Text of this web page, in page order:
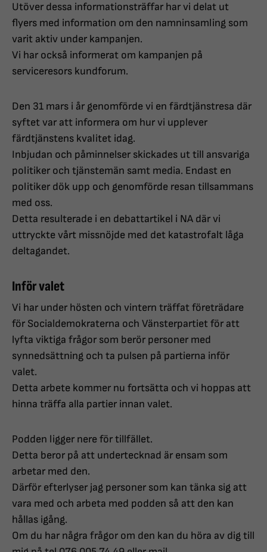
Utöver dessa informationsträffar har vi delat ut
flyers med information om den namninsamling som
varit aktiv under kampanjen.
Vi har också informerat om kampanjen på
serviceresors kundforum.
Den 31 mars i år genomförde vi en färdtjänstresa där
syftet var att informera om hur vi upplever
färdtjänstens kvalitet idag.
Inbjudan och påminnelser skickades ut till ansvariga
politiker och tjänstemän samt media. Endast en
politiker dök upp och genomförde resan tillsammans
med oss.
Detta resulterade i en debattartikel i NA där vi
uttryckte vårt missnöjde med det katastrofalt låga
deltagandet.
Inför valet
Vi har under hösten och vintern träffat företrädare
för Socialdemokraterna och Vänsterpartiet för att
lyfta viktiga frågor som berör personer med
synnedsättning och ta pulsen på partierna inför
valet.
Detta arbete kommer nu fortsätta och vi hoppas att
hinna träffa alla partier innan valet.
Podden ligger nere för tillfället.
Detta beror på att undertecknad är ensam som
arbetar med den.
Därför efterlyser jag personer som kan tänka sig att
vara med och arbeta med podden så att den kan
hållas igång.
Om du har några frågor om den kan du höra av dig till